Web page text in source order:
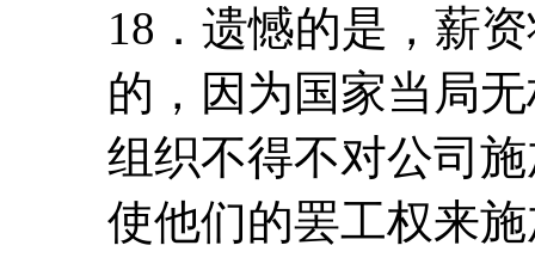
18．遗憾的是，薪
的，因为国家当局
组织不得不对公司
使他们的罢工权来